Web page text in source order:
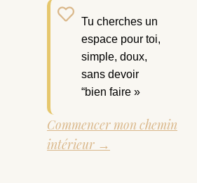
Tu cherches un
espace pour toi,
simple, doux,
sans devoir
“bien faire »
Commencer mon chemin
intérieur →